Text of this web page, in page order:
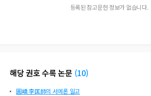
등록된 참고문헌 정보가 없습니다.
해당 권호 수록 논문 (10)
圓嶠 李匡師의 서예론 일고